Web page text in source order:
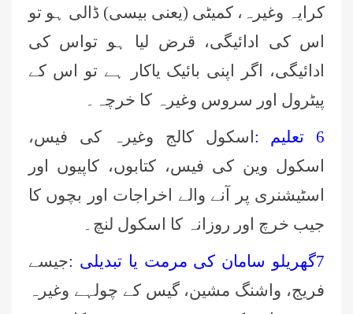
کرایہ وغیرہ، کمیٹی (یعنی بیسی) ڈالی ہو تو
اس کی ادائیگی، قرض لیا ہو تواس کی
ادائیگی، اگر اپنی بائیک یاکار ہے تو اس کے
پیٹرول اور سروس وغیرہ کا خرچہ۔
6 تعلیم :
اسکول کالج وغیرہ کی فیس،
اسکول وین کی فیس، کتابوں، کاپیوں اور
اسٹیشنری پر آنے والے اخراجات اور بچوں کا
جیب خرچ اور روزانہ کا اسکول لنچ۔
7گھریلو سامان کی مرمت یا تبدیلی :
جیسے
فریج، واشنگ مشین، گیس کے چولہے وغیرہ